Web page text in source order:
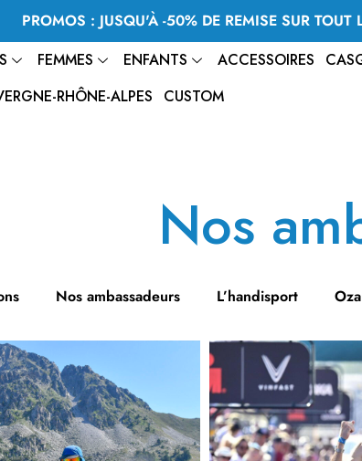
PROMOS : JUSQU'À -50% DE REMISE SUR
FEMMES ENFANTS ACCESSOIRES
RHÔNE-ALPES
CUSTOM
Nos
Nos ambassadeurs L’handisport